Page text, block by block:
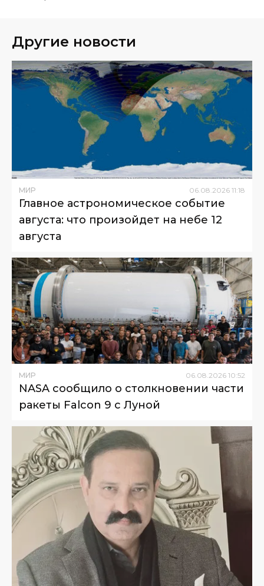
Другие новости
МИР 06 08 2026 11:18
Главное астрономическое событие
августа: что произойдет на небе 12
августа
МИР 06.08.2026 10:52
NASA сообщило о столкновении части
ракеты Falcon 9 с Луной